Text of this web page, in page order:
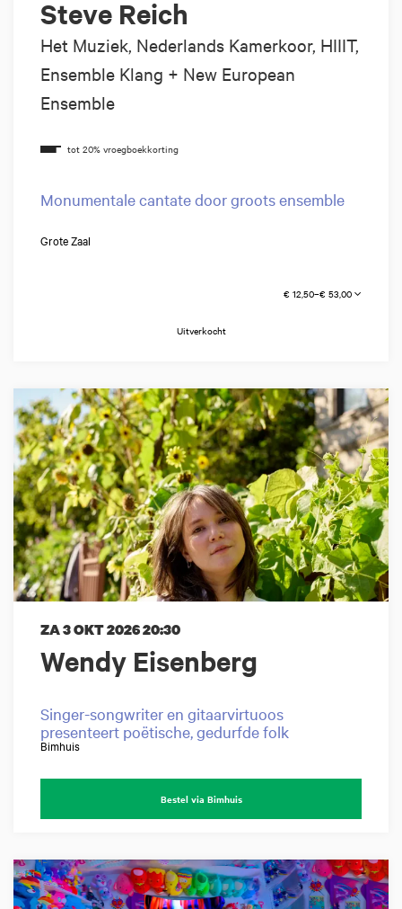
Steve Reich
Het Muziek, Nederlands Kamerkoor, HIIIT,
Ensemble Klang + New European
Ensemble
Monumentale cantate door groots ensemble
Grote Zaal
€ 12,50–€ 53,00
Uitverkocht
Wendy Eisenberg
ZA 3 OKT 202620:30
Singer-songwriter en gitaarvirtuoos
presenteert poëtische, gedurfde folk
Bimhuis
Bestel via Bimhuis